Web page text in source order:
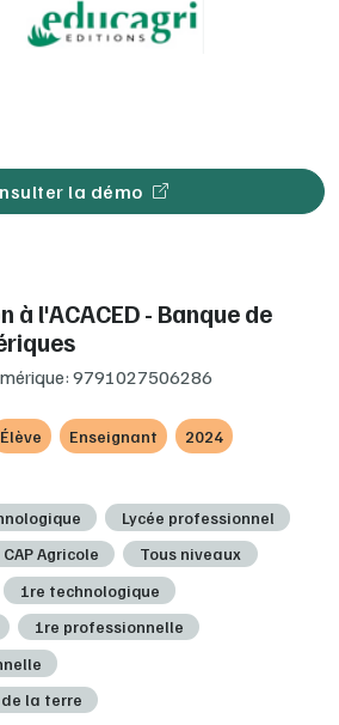
la démo
à l'ACACED - Banque de
9791027506286
Élève Enseignant
2024
Lycée professionnel
CAP Agricole
Tous niveaux
1re technologique
1re professionnelle
la terre